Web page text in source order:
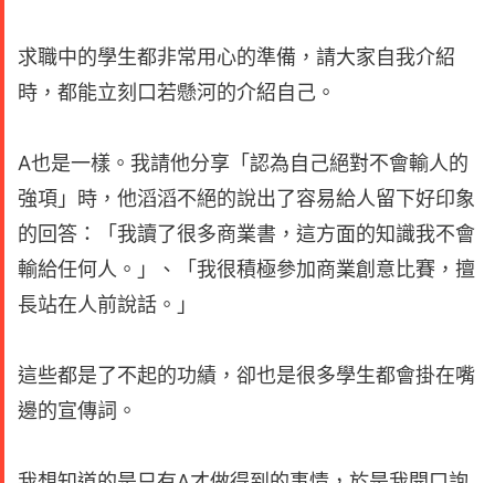
求職中的學生都非常用心的準備，請大家自我介紹
時，都能立刻口若懸河的介紹自己。
A也是一樣。我請他分享「認為自己絕對不會輸人的
強項」時，他滔滔不絕的說出了容易給人留下好印象
的回答：「我讀了很多商業書，這方面的知識我不會
輸給任何人。」、「我很積極參加商業創意比賽，擅
長站在人前說話。」
這些都是了不起的功績，卻也是很多學生都會掛在嘴
邊的宣傳詞。